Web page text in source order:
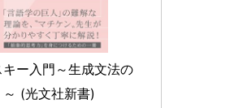
ー入門～生成文法の
(光文社新書)